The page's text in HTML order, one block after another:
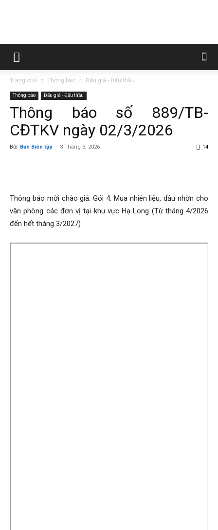
Trường
đẳng
Trang chủ Thông báo Đấu giá - Đấu thầu
Thông báo Đấu giá - Đấu thầu
Thông báo số 889/TB-
CĐTKV ngày 02/3/2026
Bởi Ban Biên tập - 3 Tháng 3, 2026 14
Thông báo mời chào giá. Gói 4: Mua nhiên liệu, dầu nhờn cho
văn phòng các đơn vị tại khu vực Hạ Long (Từ tháng 4/2026
đến hết tháng 3/2027)